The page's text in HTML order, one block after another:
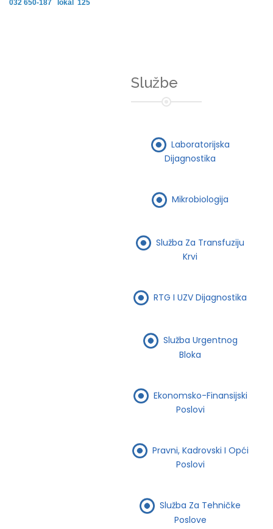
032 650-187 lokal 125
Službe
Laboratorijska
Dijagnostika
Mikrobiologija
Služba Za Transfuziju
Krvi
RTG I UZV Dijagnostika
Služba Urgentnog
Bloka
Ekonomsko-Finansijski
Poslovi
Pravni, Kadrovski I Opći
Poslovi
Služba Za Tehničke
Poslove